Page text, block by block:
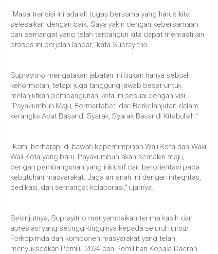
"Masa transisi ini adalah tugas bersama yang harus kita
selesaikan dengan baik. Saya yakin dengan kebersamaan
dan semangat yang telah terbangun kita dapat memastikan
proses ini berjalan lancar," kata Suprayitno.
Suprayitno mengatakan jabatan ini bukan hanya sebuah
kehormatan, tetapi juga tanggung jawab besar untuk
melanjutkan pembangunan kota ini sesuai dengan visi
“Payakumbuh Maju, Bermartabat, dan Berkelanjutan dalam
kerangka Adat Basandi Syarak, Syarak Basandi Kitabullah.”
"Kami berharap, di bawah kepemimpinan Wali Kota dan Wakil
Wali Kota yang baru, Payakumbuh akan semakin maju,
dengan pembangunan yang inklusif dan berorientasi pada
kebutuhan masyarakat. Jaga amanah ini dengan integritas,
dedikasi, dan semangat kolaborasi," ujarnya.
Selanjutnya, Suprayitno menyampaikan terima kasih dan
apresiasi yang setinggi-tingginya kepada seluruh unsur
Forkopimda dan komponen masyarakat yang telah
menyukseskan Pemilu 2024 dan Pemilihan Kepala Daerah